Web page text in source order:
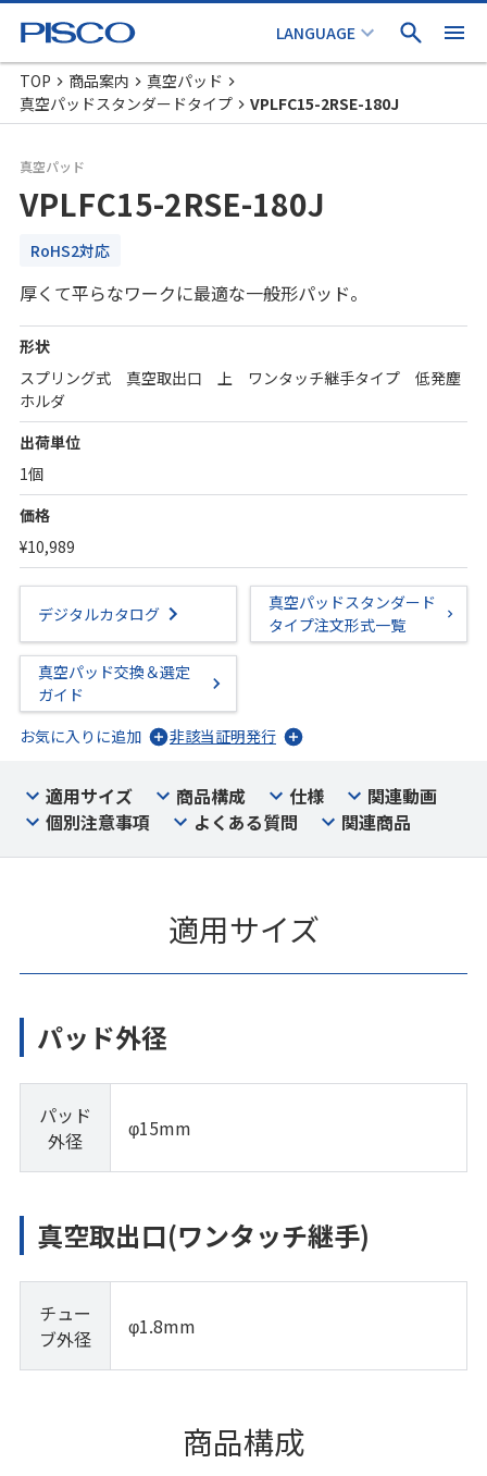
TOP 商品案内
真空パッド
真空パッドスタンダードタイプ
VPLFC15-2RSE-180J
真空パッド
VPLFC15-2RSE-180J
RoHS2対応
厚くて平らなワークに最適な一般形パッド。
形状
スプリング式 真空取出口 上 ワンタッチ継手タイプ 低発塵
ホルダ
出荷単位
1個
価格
¥10,989
デジタルカタログ
真空パッドスタンダード
タイプ注文形式一覧
真空パッド交換＆選定
ガイド
お気に入りに追加
非該当証明発行
適用サイズ 商品構成 仕様
関連動画
個別注意事項
よくある質問 関連商品
適用サイズ
パッド外径
パッド
外径
φ15mm
真空取出口(ワンタッチ継手)
チュー
ブ外径
φ1.8mm
商品構成